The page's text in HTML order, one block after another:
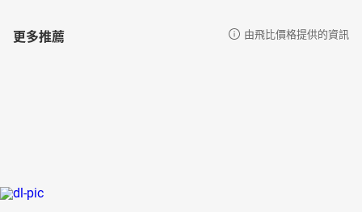
更多推薦 由飛比價格提供的資訊